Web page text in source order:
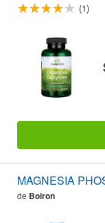
(1)
MAGNESIA
de Boiron